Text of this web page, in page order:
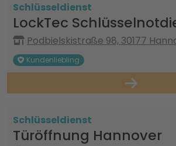
Schlüsseldienst
LockTec
Podbielskistraße 98, 30177
Kundenliebling
Schlüsseldienst
Türöffnung Hannover